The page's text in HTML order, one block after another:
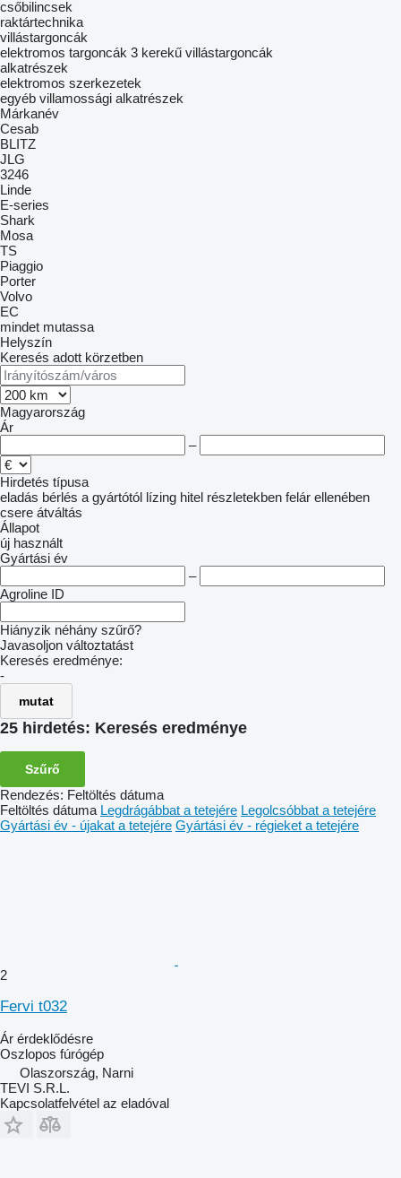
csőbilincsek
raktártechnika
villástargoncák
elektromos targoncák 3 kerekű villástargoncák
alkatrészek
elektromos szerkezetek
egyéb villamossági alkatrészek
Márkanév
Cesab
BLITZ
JLG
3246
Linde
E-series
Shark
Mosa
TS
Piaggio
Porter
Volvo
EC
mindet mutassa
Helyszín
Keresés adott körzetben
Magyarország
Ár
–
Hirdetés típusa
eladás bérlés a gyártótól lízing hitel részletekben felár ellenében
csere átváltás
Állapot
új használt
Gyártási év
–
Agroline ID
Hiányzik néhány szűrő?
Javasoljon változtatást
Keresés eredménye:
-
mutat
25 hirdetés: Keresés eredménye
Szűrő
Rendezés: Feltöltés dátuma
Feltöltés dátuma Legdrágábbat a tetejére Legolcsóbbat a tetejére
Gyártási év - újakat a tetejére Gyártási év - régieket a tetejére
2
Fervi t032
Ár érdeklődésre
Oszlopos fúrógép
Olaszország, Narni
TEVI S.R.L.
Kapcsolatfelvétel az eladóval